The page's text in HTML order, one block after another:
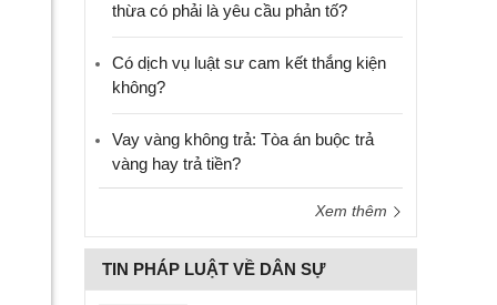
thừa có phải là yêu cầu phản tố?
Có dịch vụ luật sư cam kết thắng kiện
không?
Vay vàng không trả: Tòa án buộc trả
vàng hay trả tiền?
Xem thêm
TIN PHÁP LUẬT VỀ DÂN SỰ